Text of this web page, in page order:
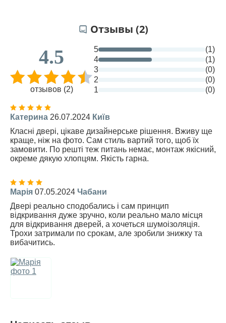
Отзывы (2)
4.5
отзывов (2)
5
(1)
4
(1)
3
(0)
2
(0)
1
(0)
Катерина 26.07.2024 Київ
Класні двері, цікаве дизайнерське рішення. Вживу ще
краще, ніж на фото. Сам стиль вартий того, щоб їх
замовити. По решті теж питань немає, монтаж якісний,
окреме дякую хлопцям. Якість гарна.
Марія 07.05.2024 Чабани
Двері реально сподобались і сам принцип
відкривання дуже зручно, коли реально мало місця
для відкривання дверей, а хочеться шумоізоляція.
Трохи затримали по срокам, але зробили знижку та
вибачитись.